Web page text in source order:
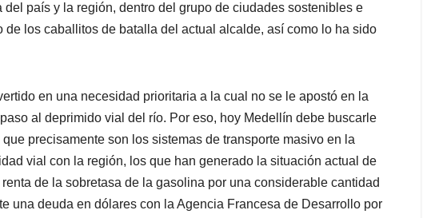
país y la región, dentro del grupo de ciudades sostenibles e
de los caballitos de batalla del actual alcalde, así como lo ha sido
en una necesidad prioritaria a la cual no se le apostó en la
al deprimido vial del río. Por eso, hoy Medellín debe buscarle
precisamente son los sistemas de transporte masivo en la
vial con la región, los que han generado la situación actual de
de la sobretasa de la gasolina por una considerable cantidad
una deuda en dólares con la Agencia Francesa de Desarrollo por